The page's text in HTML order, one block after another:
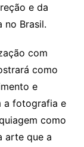
e da
no Brasil.
com
como
e
a fotografia e
como
arte que a